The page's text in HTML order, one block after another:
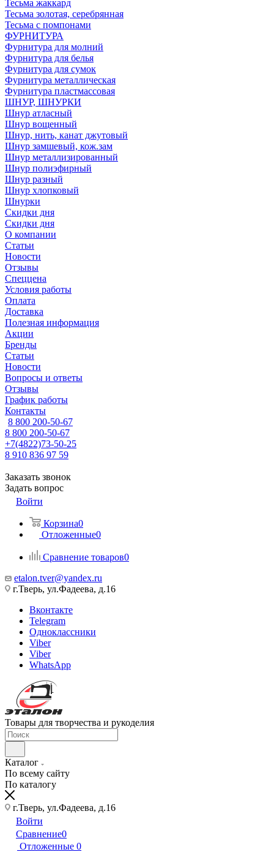
Тесьма жаккард
Тесьма золотая, серебрянная
Тесьма с помпонами
ФУРНИТУРА
Фурнитура для молний
Фурнитура для белья
Фурнитура для сумок
Фурнитура металлическая
Фурнитура пластмассовая
ШНУР, ШНУРКИ
Шнур атласный
Шнур вощенный
Шнур, нить, канат джутовый
Шнур замшевый, кож.зам
Шнур металлизированный
Шнур полиэфирный
Шнур разный
Шнур хлопковый
Шнурки
Скидки дня
Скидки дня
О компании
Статьи
Новости
Отзывы
Спеццена
Условия работы
Оплата
Доставка
Полезная информация
Акции
Бренды
Статьи
Новости
Вопросы и ответы
Отзывы
График работы
Контакты
8 800 200-50-67
8 800 200-50-67
+7(4822)73-50-25
8 910 836 97 59
Заказать звонок
Задать вопрос
Войти
Корзина0
Отложенные0
Сравнение товаров0
etalon.tver@yandex.ru
г.Тверь, ул.Фадеева, д.16
Вконтакте
Telegram
Одноклассники
Viber
Viber
WhatsApp
Товары для творчества и рукоделия
Каталог
По всему сайту
По каталогу
г.Тверь, ул.Фадеева, д.16
Войти
Сравнение0
Отложенные 0